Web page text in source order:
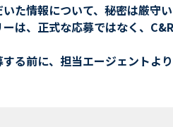
た情報について、秘密は厳守い
は、正式な応募ではなく、
る前に、担当エージェントよ